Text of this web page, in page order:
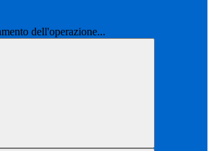
dell'operazione...